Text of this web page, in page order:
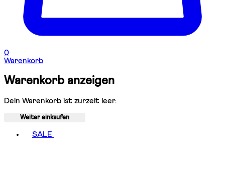
0
Warenkorb
Warenkorb anzeigen
Dein Warenkorb ist zurzeit leer.
Weiter einkaufen
SALE